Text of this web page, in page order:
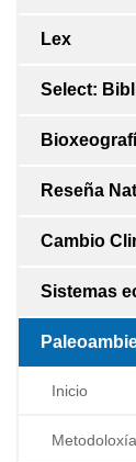
Lex
Select:
Reseña
Cambio
Sistemas
Inicio
Metodoloxía